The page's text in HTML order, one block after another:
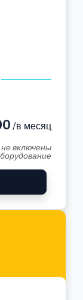
/в месяц
включены